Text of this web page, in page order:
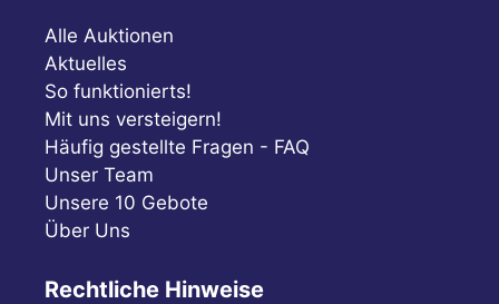
Alle Auktionen
Aktuelles
So funktionierts!
Mit uns versteigern!
Häufig gestellte Fragen - FAQ
Unser Team
Unsere 10 Gebote
Über Uns
Rechtliche Hinweise